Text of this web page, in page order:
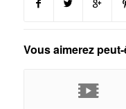
Vous aimerez